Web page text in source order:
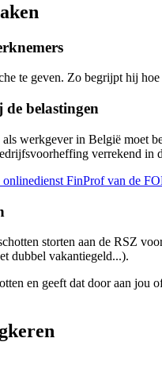
te geven. Zo begrijpt hij
belastingen
als werkgever in België moet
verrekend in
FinProf van de
storten aan de RSZ
dubbel vakantiegeld...).
en geeft dat door aan jou